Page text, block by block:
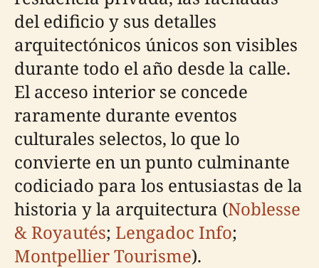
del edificio y sus detalles
arquitectónicos únicos son visibles
durante todo el año desde la calle.
El acceso interior se concede
raramente durante eventos
culturales selectos, lo que lo
convierte en un punto culminante
codiciado para los entusiastas de la
historia y la arquitectura (Noblesse
& Royautés; Lengadoc Info;
Montpellier Tourisme).